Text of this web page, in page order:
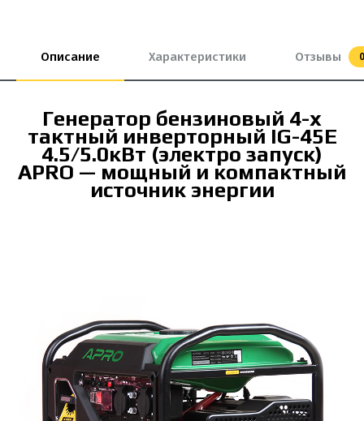
Описание Характеристики Отзывы 0
Генератор бензиновый 4-х
тактный инверторный IG-45E
4.5/5.0кВт (электро запуск)
APRO — мощный и компактный
источник энергии